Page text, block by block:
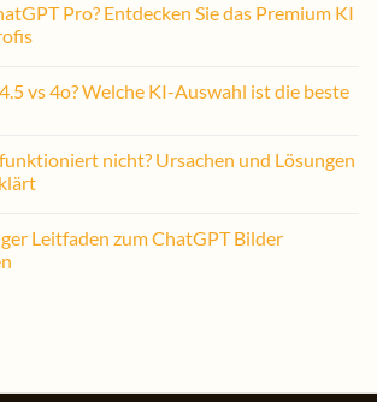
Pro? Entdecken Sie das Premium KI
vs 4o? Welche KI-Auswahl ist die beste
nicht? Ursachen und Lösungen
Leitfaden zum ChatGPT Bilder